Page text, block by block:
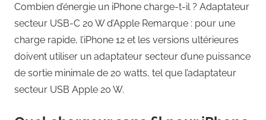
Combien d’énergie un iPhone charge-t-il ? Adaptateur
secteur USB-C 20 W d’Apple Remarque : pour une
charge rapide, l’iPhone 12 et les versions ultérieures
doivent utiliser un adaptateur secteur d’une puissance
de sortie minimale de 20 watts, tel que l’adaptateur
secteur USB Apple 20 W.